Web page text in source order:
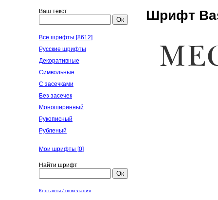
Ваш текст
Ок
Все шрифты [8612]
Русские шрифты
Декоративные
Символьные
С засечками
Без засечек
Моноширинный
Рукописный
Рубленый
Мои шрифты [0]
Найти шрифт
Ок
Контакты / пожелания
Шрифт